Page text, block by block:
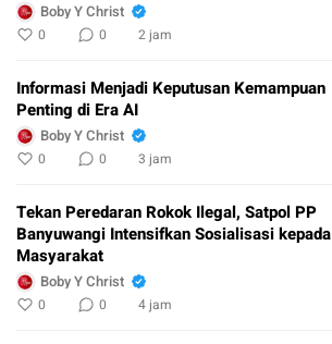
Boby Y Christ
0 0 2 jam
Informasi Menjadi Keputusan Kemampuan
Penting di Era AI
Boby Y Christ
0 0 3 jam
Tekan Peredaran Rokok Ilegal, Satpol PP
Banyuwangi Intensifkan Sosialisasi kepada
Masyarakat
Boby Y Christ
0 0 4 jam